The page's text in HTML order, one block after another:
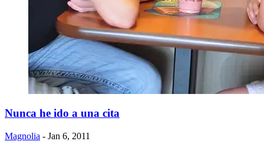
Nunca he ido a una cita
Magnolia - Jan 6, 2011